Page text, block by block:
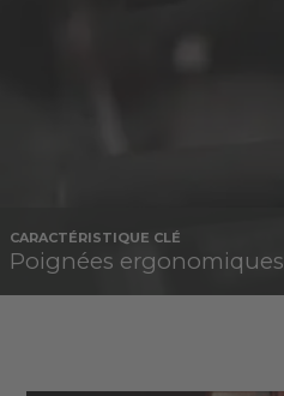
CARACTÉRISTIQUE CLÉ
Poignées ergonomiques